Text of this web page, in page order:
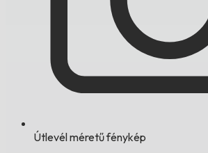
Útlevél méretű fénykép